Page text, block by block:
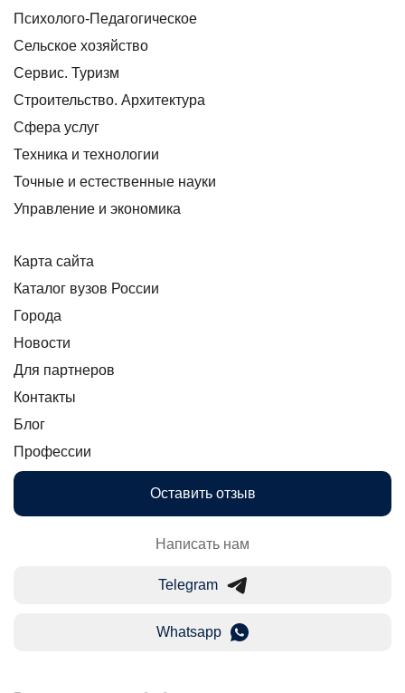
Психолого-Педагогическое
Сельское хозяйство
Сервис. Туризм
Строительство. Архитектура
Сфера услуг
Техника и технологии
Точные и естественные науки
Управление и экономика
Карта сайта
Каталог вузов России
Города
Новости
Для партнеров
Контакты
Блог
Профессии
Оставить отзыв
Написать нам
Telegram
Whatsapp